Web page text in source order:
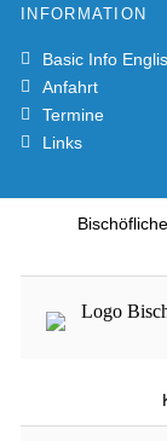
INFORMATION
Basic Info
Anfahrt
Termine
Links